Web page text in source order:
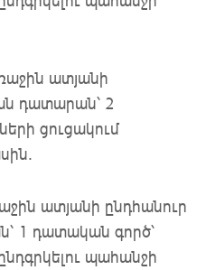
ատյանի
դատարան՝ 2
ցուցակում
ատյանի ընդհանուր
1 դատական գործ՝
պահանջի